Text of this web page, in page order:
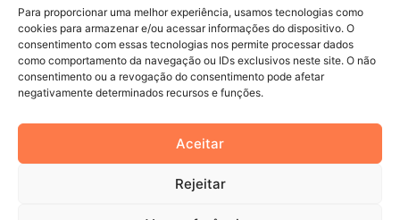
Para proporcionar uma melhor experiência, usamos tecnologias como
cookies para armazenar e/ou acessar informações do dispositivo. O
consentimento com essas tecnologias nos permite processar dados
como comportamento da navegação ou IDs exclusivos neste site. O não
consentimento ou a revogação do consentimento pode afetar
negativamente determinados recursos e funções.
Aceitar
Rejeitar
© Copyright 2026, Todos os direitos reservados |
Viver